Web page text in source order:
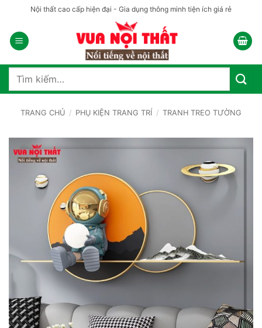
nội
dung
Nội thất cao cấp hiện đại - Gia dụng thông minh tiện ích giá rẻ
Tìm
TRANG CHỦ / PHỤ KIỆN TRANG TRÍ / TRANH TREO TƯỜNG